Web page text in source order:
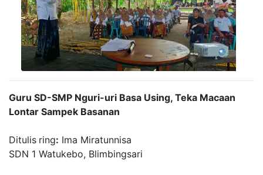
Guru SD-SMP Nguri-uri Basa Using, Teka Macaan
Lontar Sampek Basanan
Ditulis ring: Ima Miratunnisa
SDN 1 Watukebo, Blimbingsari